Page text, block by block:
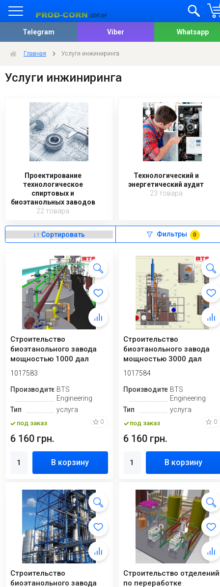
Telegram Viber Whatsapp
Главная Услуги инжиниринга
Услуги инжиниринга
Проектирование
технологическое
спиртовых и
биоэтанольных заводов
22 товара
Технологический и
энергетический аудит
23 товара
Фильтры 0
Строительство
биоэтанольного завода
мощностью 1000 дал
1017583
ПроизводительBTS
Engineering
Тип
услуга
под заказ 0
6 160 грн.
В корзину
Строительство
биоэтанольного завода
мощностью 3000 дал
1017584
ПроизводительBTS
Engineering
Тип
услуга
под заказ 0
6 160 грн.
В корзину
Строительство
биоэтанольного завода
Строительство отделений
по переработке